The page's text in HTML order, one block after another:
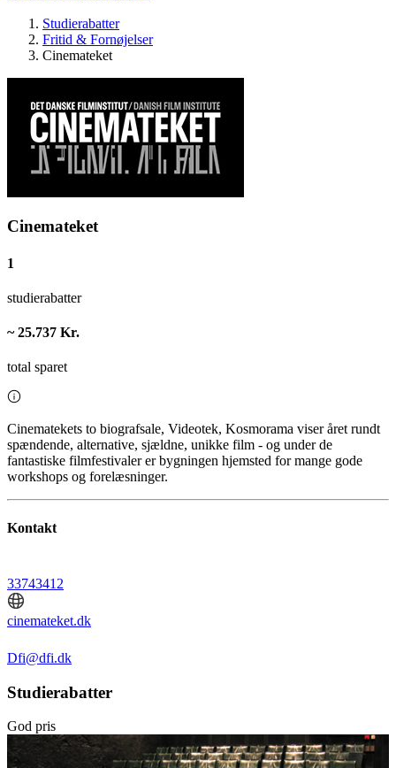
Studierabatter
Fritid & Fornøjelser
Cinemateket
Cinemateket
1
studierabatter
~ 25.737 Kr.
total sparet
Cinematekets to biografsale, Videotek, Kosmorama viser året rundt
spændende, alternative, sjældne, unikke film - og under de
fantastiske filmfestivaler er bygningen hjemsted for mange gode
workshops og forelæsninger.
Kontakt
33743412
cinemateket.dk
Dfi@dfi.dk
Studierabatter
God pris